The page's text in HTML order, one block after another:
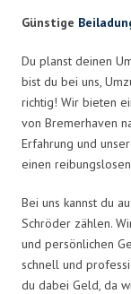
Günstige
Du planst deinen
bist du bei uns,
richtig! Wir bieten
von Bremerhaven
Erfahrung und
einen
Bei uns kannst du
Schröder zählen.
und persönlichen
schnell und
du dabei Geld, da